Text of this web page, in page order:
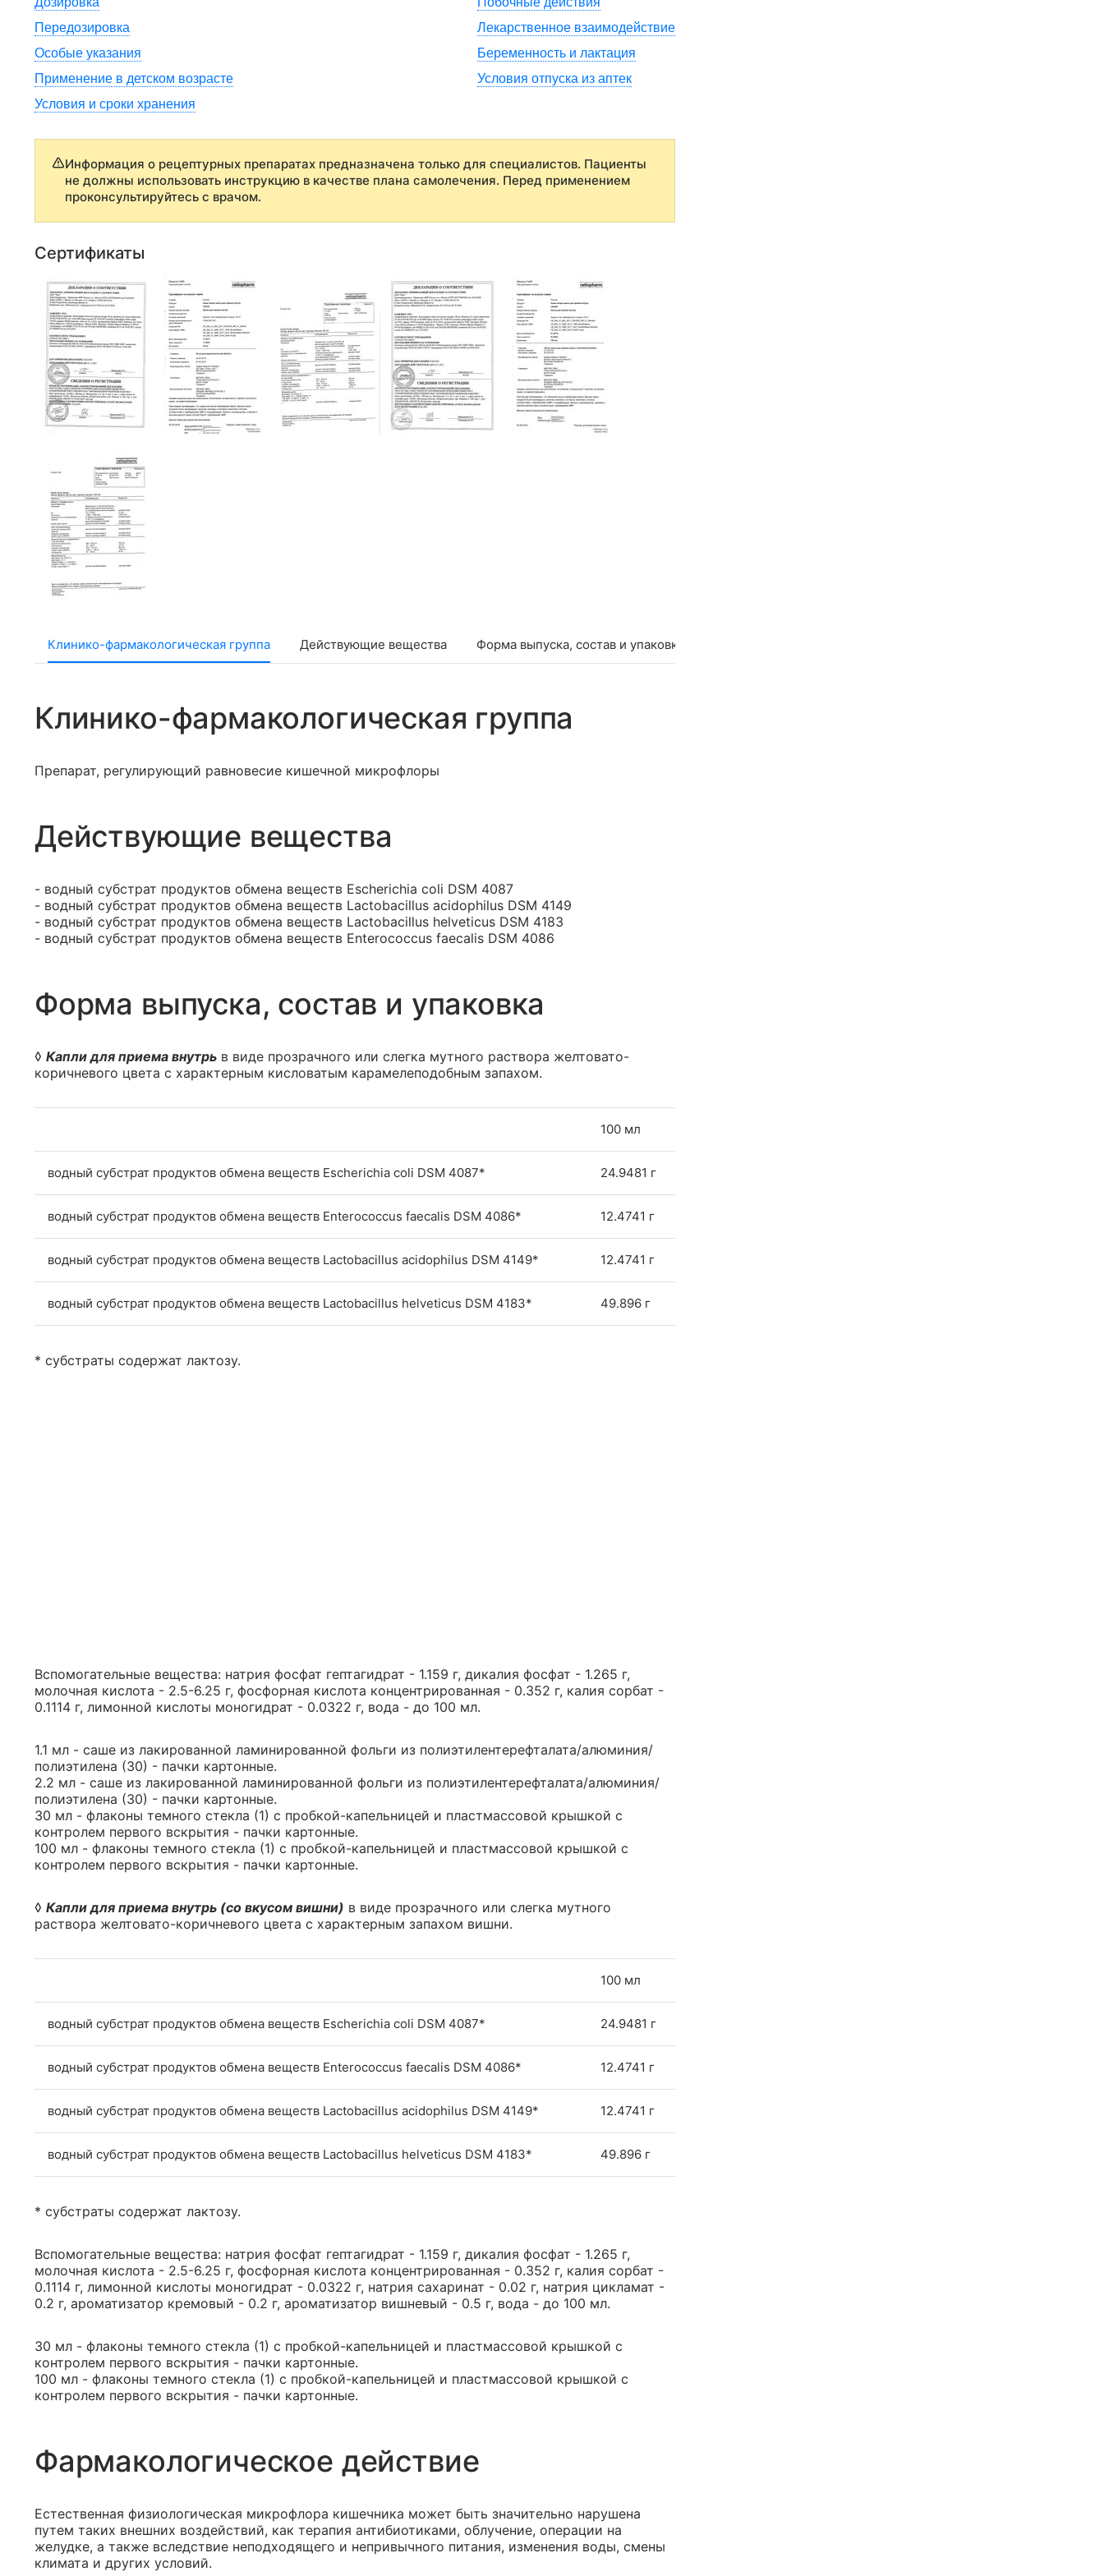
Передозировка
Лекарственное взаимодействие
Особые указания
Беременность и лактация
Применение в детском возрасте
Условия отпуска из аптек
Условия и сроки хранения
Информация о рецептурных препаратах предназначена только для специалистов. Пациенты
не должны использовать инструкцию в качестве плана самолечения. Перед применением
проконсультируйтесь с врачом.
Сертификаты
Клинико-фармакологическая группа Действующие вещества Форма выпуска, состав и упаковка
Клинико-фармакологическая группа
Препарат, регулирующий равновесие кишечной микрофлоры
Действующие вещества
- водный субстрат продуктов обмена веществ Escherichia coli DSM 4087
- водный субстрат продуктов обмена веществ Lactobacillus acidophilus DSM 4149
- водный субстрат продуктов обмена веществ Lactobacillus helveticus DSM 4183
- водный субстрат продуктов обмена веществ Enterococcus faecalis DSM 4086
Форма выпуска, состав и упаковка
◊ Капли для приема внутрь в виде прозрачного или слегка мутного раствора желтовато-
коричневого цвета с характерным кисловатым карамелеподобным запахом.
100 мл
водный субстрат продуктов обмена веществ Escherichia coli DSM 4087* 24.9481 г
водный субстрат продуктов обмена веществ Enterococcus faecalis DSM 4086* 12.4741 г
водный субстрат продуктов обмена веществ Lactobacillus acidophilus DSM 4149* 12.4741 г
водный субстрат продуктов обмена веществ Lactobacillus helveticus DSM 4183* 49.896 г
* субстраты содержат лактозу.
Вспомогательные вещества: натрия фосфат гептагидрат - 1.159 г, дикалия фосфат - 1.265 г,
молочная кислота - 2.5-6.25 г, фосфорная кислота концентрированная - 0.352 г, калия сорбат -
0.1114 г, лимонной кислоты моногидрат - 0.0322 г, вода - до 100 мл.
1.1 мл - саше из лакированной ламинированной фольги из полиэтилентерефталата/алюминия/
полиэтилена (30) - пачки картонные.
2.2 мл - саше из лакированной ламинированной фольги из полиэтилентерефталата/алюминия/
полиэтилена (30) - пачки картонные.
30 мл - флаконы темного стекла (1) с пробкой-капельницей и пластмассовой крышкой с
контролем первого вскрытия - пачки картонные.
100 мл - флаконы темного стекла (1) с пробкой-капельницей и пластмассовой крышкой с
контролем первого вскрытия - пачки картонные.
◊ Капли для приема внутрь (со вкусом вишни) в виде прозрачного или слегка мутного
раствора желтовато-коричневого цвета с характерным запахом вишни.
100 мл
водный субстрат продуктов обмена веществ Escherichia coli DSM 4087* 24.9481 г
водный субстрат продуктов обмена веществ Enterococcus faecalis DSM 4086* 12.4741 г
водный субстрат продуктов обмена веществ Lactobacillus acidophilus DSM 4149* 12.4741 г
водный субстрат продуктов обмена веществ Lactobacillus helveticus DSM 4183* 49.896 г
* субстраты содержат лактозу.
Вспомогательные вещества: натрия фосфат гептагидрат - 1.159 г, дикалия фосфат - 1.265 г,
молочная кислота - 2.5-6.25 г, фосфорная кислота концентрированная - 0.352 г, калия сорбат -
0.1114 г, лимонной кислоты моногидрат - 0.0322 г, натрия сахаринат - 0.02 г, натрия цикламат -
0.2 г, ароматизатор кремовый - 0.2 г, ароматизатор вишневый - 0.5 г, вода - до 100 мл.
30 мл - флаконы темного стекла (1) с пробкой-капельницей и пластмассовой крышкой с
контролем первого вскрытия - пачки картонные.
100 мл - флаконы темного стекла (1) с пробкой-капельницей и пластмассовой крышкой с
контролем первого вскрытия - пачки картонные.
Фармакологическое действие
Естественная физиологическая микрофлора кишечника может быть значительно нарушена
путем таких внешних воздействий, как терапия антибиотиками, облучение, операции на
желудке, а также вследствие неподходящего и непривычного питания, изменения воды, смены
климата и других условий.